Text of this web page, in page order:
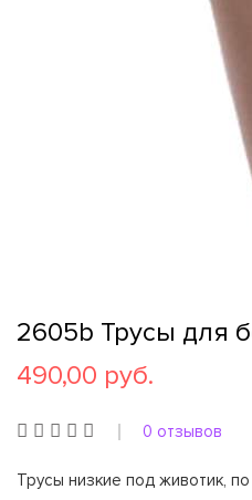
2605b Трусы для
490,00 руб.
0 отзывов
Трусы низкие под животик,